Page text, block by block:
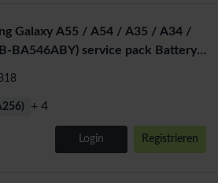
Galaxy A55 / A54 / A35 / A34 /
BA546ABY) service pack Battery
+ 4
Login Registrieren